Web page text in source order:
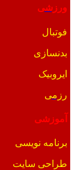
ورزشی
فوتبال
بدنسازی
ایروبیک
رزمی
آموزشی
برنامه نویسی
طراحی سایت